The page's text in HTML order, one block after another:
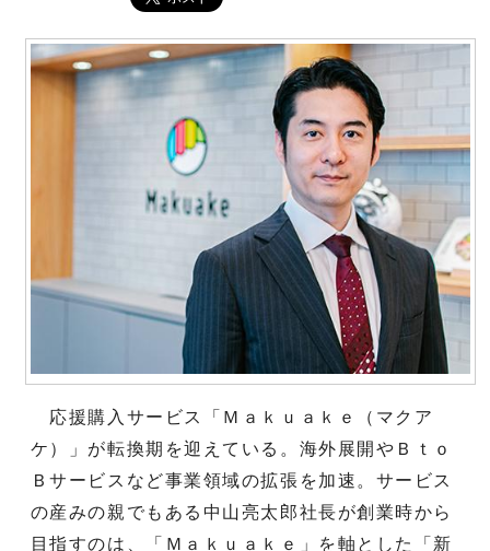
応援購入サービス「Ｍａｋｕａｋｅ（マクア
ケ）」が転換期を迎えている。海外展開やＢｔｏ
Ｂサービスなど事業領域の拡張を加速。サービス
の産みの親でもある中山亮太郎社長が創業時から
目指すのは、「Ｍａｋｕａｋｅ」を軸とした「新